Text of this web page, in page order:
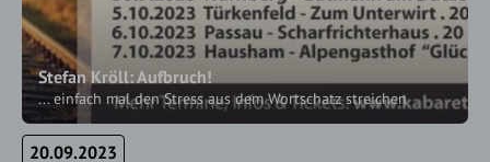
Stefan Kröll: Aufbruch!
... einfach mal den Stress aus dem Wortschatz streichen
20.09.2023